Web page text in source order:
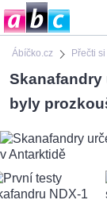
Ábíčko.cz Přečti si
Skanafandry
byly